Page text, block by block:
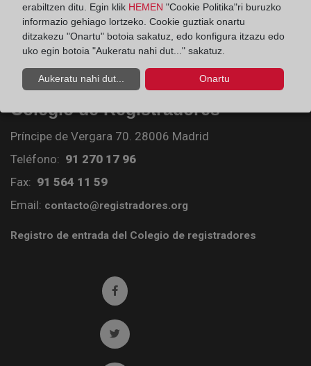
Colegio de Registradores
Príncipe de Vergara 70. 28006 Madrid
Teléfono: 91 270 17 96
Fax: 91 564 11 59
Email: contacto@registradores.org
Registro de entrada del Colegio de registradores
Ir a facebook (abre en ventana nueva)
Ir a twitter (abre en ventana nueva)
erabiltzen ditu. Egin klik HEMEN "Cookie Politika"ri buruzko
informazio gehiago lortzeko. Cookie guztiak onartu
ditzakezu "Onartu" botoia sakatuz, edo konfigura itzazu edo
uko egin botoia "Aukeratu nahi dut..." sakatuz.
Aukeratu nahi dut... Onartu